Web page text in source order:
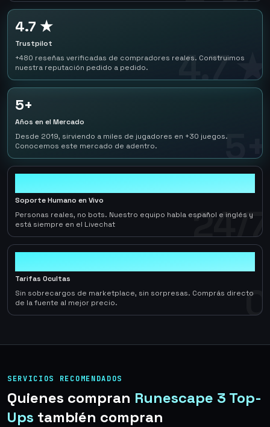
4.7 ★
4.7 ★
Trustpilot
+480 reseñas verificadas de compradores reales. Construimos
nuestra reputación pedido a pedido.
5+
5+
Años en el Mercado
Desde 2019, sirviendo a miles de jugadores en +30 juegos.
Conocemos este mercado de adentro.
24/7
Soporte Humano en Vivo
Personas reales, no bots. Nuestro equipo habla español e inglés y
está siempre en el Livechat
0
Tarifas Ocultas
Sin sobrecargos de marketplace, sin sorpresas. Comprás directo
de la fuente al mejor precio.
SERVICIOS RECOMENDADOS
Quienes compran Runescape 3 Top-
Ups también compran